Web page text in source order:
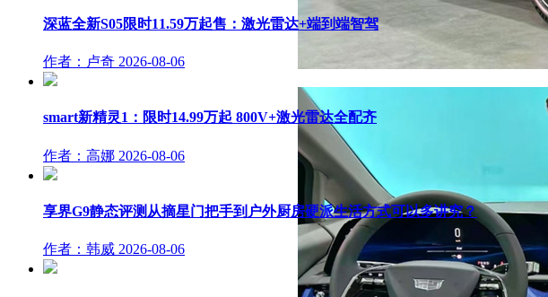
深蓝全新S05限时11.59万起售：激光雷达+端到端智驾
作者：卢奇 2026-08-06
smart新精灵1：限时14.99万起 800V+激光雷达全配齐
作者：高娜 2026-08-06
享界G9静态评测从摘星门把手到户外厨房硬派生活方式可以多讲究？
作者：韩威 2026-08-06